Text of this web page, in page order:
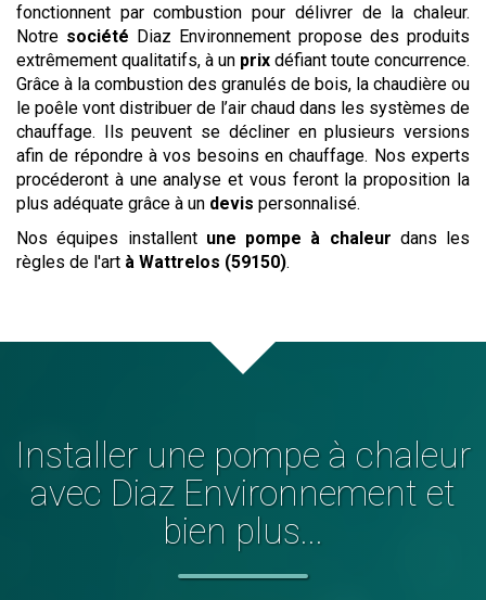
fonctionnent par combustion pour délivrer de la chaleur.
Notre société Diaz Environnement propose des produits
extrêmement qualitatifs, à un prix défiant toute concurrence.
Grâce à la combustion des granulés de bois, la chaudière ou
le poêle vont distribuer de l’air chaud dans les systèmes de
chauffage. Ils peuvent se décliner en plusieurs versions
afin de répondre à vos besoins en chauffage. Nos experts
procéderont à une analyse et vous feront la proposition la
plus adéquate grâce à un devis personnalisé.
Nos équipes installent une pompe à chaleur dans les
règles de l'art à Wattrelos (59150).
Installer une pompe à chaleur
avec Diaz Environnement et
bien plus...